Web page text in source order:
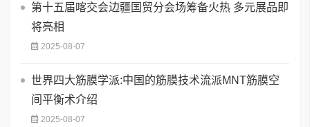
第十五届喀交会边疆国贸分会场筹备火热 多元展品即
将亮相
2025-08-07
世界四大筋膜学派:中国的筋膜技术流派MNT筋膜空
间平衡术介绍
2025-08-07